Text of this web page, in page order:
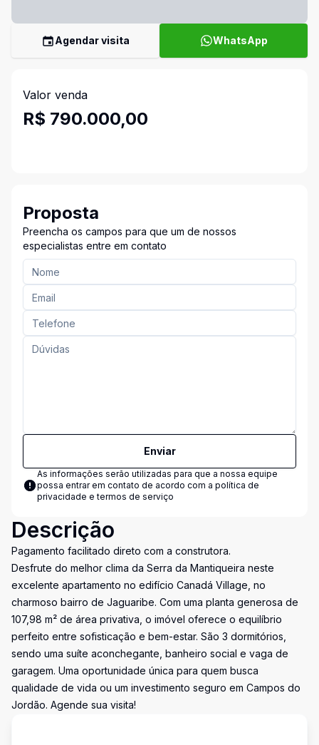
Agendar visita WhatsApp
Valor venda
R$ 790.000,00
Proposta
Preencha os campos para que um de nossos
especialistas entre em contato
Enviar
As informações serão utilizadas para que a nossa equipe
possa entrar em contato de acordo com a política de
privacidade e termos de serviço
Descrição
Pagamento facilitado direto com a construtora.
Desfrute do melhor clima da Serra da Mantiqueira neste
excelente apartamento no edifício Canadá Village, no
charmoso bairro de Jaguaribe. Com uma planta generosa de
107,98 m² de área privativa, o imóvel oferece o equilíbrio
perfeito entre sofisticação e bem-estar. São 3 dormitórios,
sendo uma suíte aconchegante, banheiro social e vaga de
garagem. Uma oportunidade única para quem busca
qualidade de vida ou um investimento seguro em Campos do
Jordão. Agende sua visita!